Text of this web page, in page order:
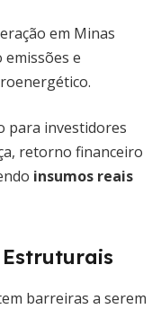
em Minas
emissões e
para investidores
retorno financeiro
insumos reais
barreiras a serem